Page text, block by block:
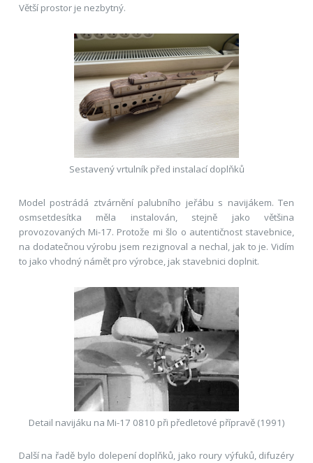
Větší prostor je nezbytný.
Sestavený vrtulník před instalací doplňků
Model postrádá ztvárnění palubního jeřábu s navijákem. Ten
osmsetdesítka měla instalován, stejně jako většina
provozovaných Mi-17. Protože mi šlo o autentičnost stavebnice,
na dodatečnou výrobu jsem rezignoval a nechal, jak to je. Vidím
to jako vhodný námět pro výrobce, jak stavebnici doplnit.
Detail navijáku na Mi-17 0810 při předletové přípravě (1991)
Další na řadě bylo dolepení doplňků, jako roury výfuků, difuzéry